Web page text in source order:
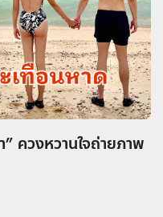
ควงหวานใจถ่ายภาพ